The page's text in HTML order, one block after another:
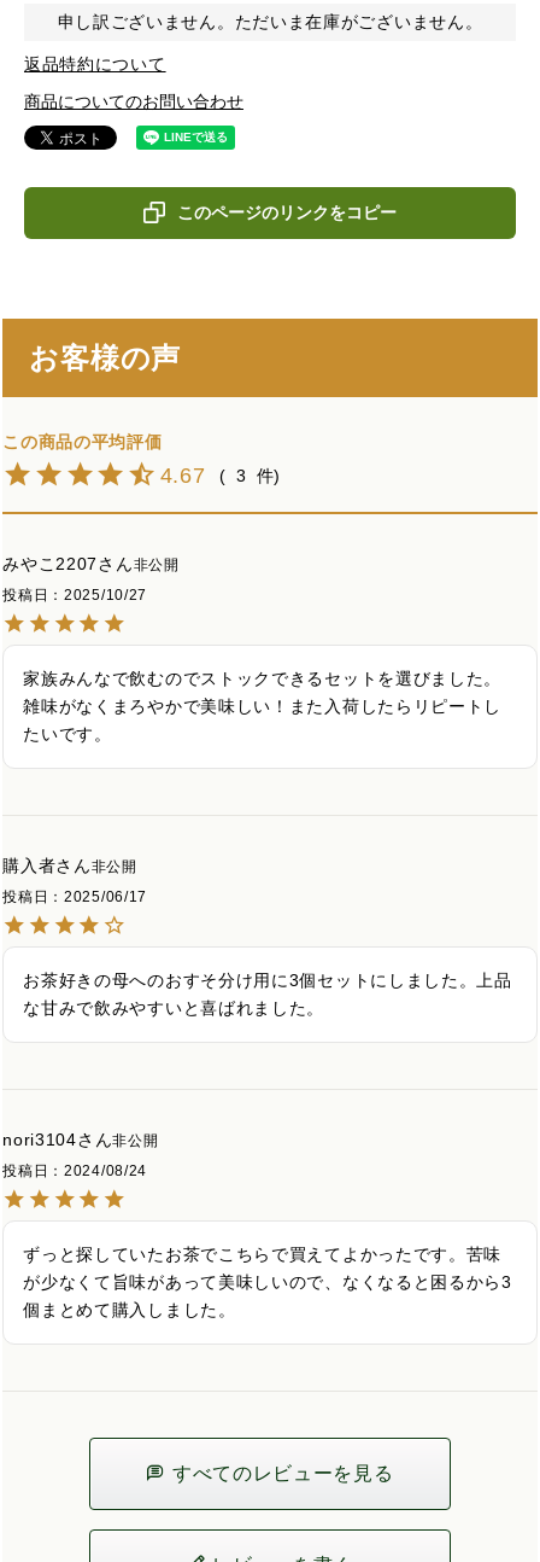
申し訳ございません。ただいま在庫がございません。
返品特約について
商品についてのお問い合わせ
このページのリンクをコピー
お客様の声
4.67 3
みやこ2207
非公開
投稿日
2025/10/27
家族みんなで飲むのでストックできるセットを選びました。
雑味がなくまろやかで美味しい！また入荷したらリピートし
たいです。
購入者
非公開
投稿日
2025/06/17
お茶好きの母へのおすそ分け用に3個セットにしました。上品
な甘みで飲みやすいと喜ばれました。
nori3104
非公開
投稿日
2024/08/24
ずっと探していたお茶でこちらで買えてよかったです。苦味
が少なくて旨味があって美味しいので、なくなると困るから3
個まとめて購入しました。
すべてのレビューを見る